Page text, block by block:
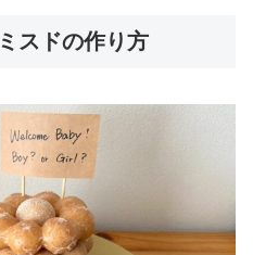
スドの作り方